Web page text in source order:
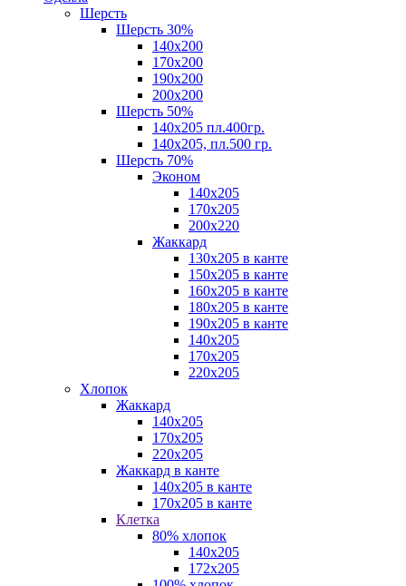
Шерсть
Шерсть 30%
140х200
170х200
190х200
200х200
Шерсть 50%
140х205 пл.400гр.
140х205, пл.500 гр.
Шерсть 70%
Эконом
140х205
170х205
200х220
Жаккард
130х205 в канте
150х205 в канте
160х205 в канте
180х205 в канте
190х205 в канте
140х205
170х205
220х205
Хлопок
Жаккард
140x205
170х205
220х205
Жаккард в канте
140х205 в канте
170х205 в канте
Клетка
80% хлопок
140x205
172х205